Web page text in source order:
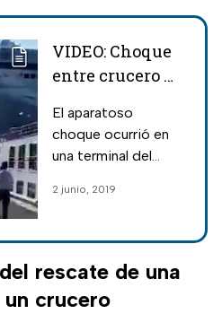
VIDEO: Choque
entre crucero y
cuatro
lesionados
El aparatoso
choque ocurrió en
una terminal del
en Venecia, Italia.
2 junio, 2019
rescate de una
crucero